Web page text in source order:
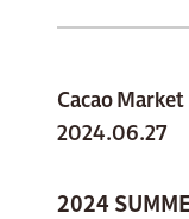
Cacao
2024.06.27
2024